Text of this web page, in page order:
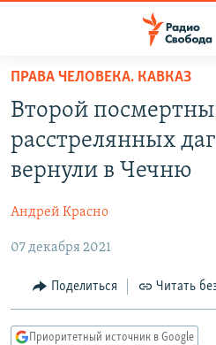
упрощенного
доступа
основному
Вернутся
навигации
Вернутся
ПОДКАСТЫ
АВТОРСКИЕ ПРОЕКТЫ
МНЕНИЯ
КУЛЬТУРА
IDEL.РЕАЛИИ
ПРАВА ЧЕЛОВЕКА. КАВКАЗ
Второй
расстрелянных
вернули в Чечню
Андрей Красно
07 декабря 2021
Поделиться Читать
Приоритетный источник в Google